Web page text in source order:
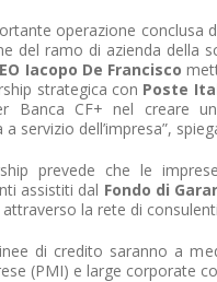
operazione conclusa
del ramo di azienda della
Iacopo De Francisco
strategica con Poste
Banca CF+ nel creare
servizio dell’impresa”,
prevede che le
assistiti dal Fondo di
attraverso la rete di
di credito saranno a
(PMI) e large corporate